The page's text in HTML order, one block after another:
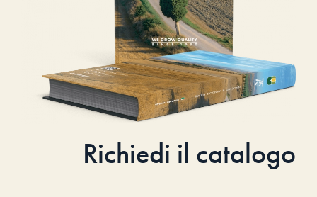
Richiedi il catalogo